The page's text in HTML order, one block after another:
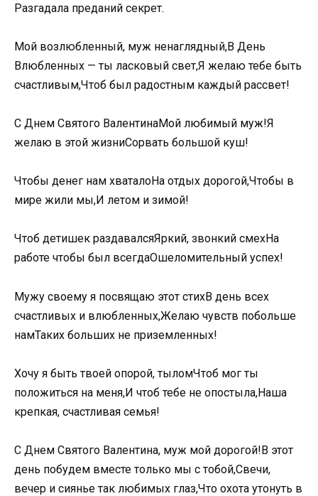
Разгадала преданий секрет.
Мой возлюбленный, муж ненаглядный,В День
Влюбленных — ты ласковый свет,Я желаю тебе быть
счастливым,Чтоб был радостным каждый рассвет!
С Днем Святого ВалентинаМой любимый муж!Я
желаю в этой жизниСорвать большой куш!
Чтобы денег нам хваталоНа отдых дорогой,Чтобы в
мире жили мы,И летом и зимой!
Чтоб детишек раздавалсяЯркий, звонкий смехНа
работе чтобы был всегдаОшеломительный успех!
Мужу своему я посвящаю этот стихВ день всех
счастливых и влюбленных,Желаю чувств побольше
намТаких больших не приземленных!
Хочу я быть твоей опорой, тыломЧтоб мог ты
положиться на меня,И чтоб тебе не опостыла,Наша
крепкая, счастливая семья!
С Днем Святого Валентина, муж мой дорогой!В этот
день побудем вместе только мы с тобой,Свечи,
вечер и сиянье так любимых глаз,Что охота утонуть в